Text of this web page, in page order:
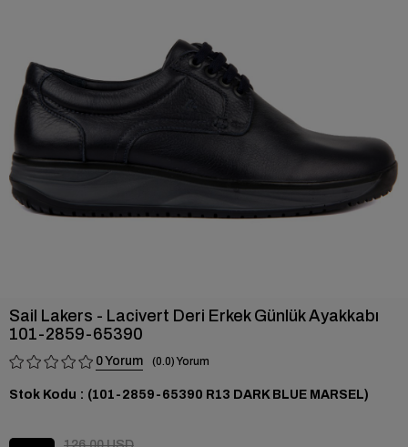
Sail Lakers - Lacivert Deri Erkek Günlük Ayakkabı
101-2859-65390
0 0.0
Stok Kodu (101-2859-65390 R13 DARK BLUE MARSEL)